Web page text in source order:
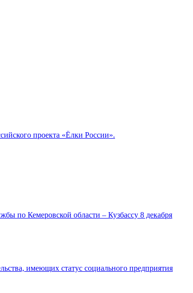
проекта «Ёлки России».
по Кемеровской области – Кузбассу 8 декабря
имеющих статус социального предприятия